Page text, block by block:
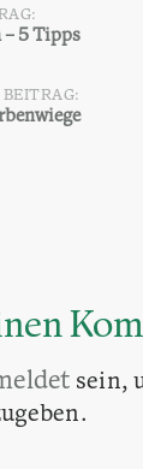
5 Tipps
sein,